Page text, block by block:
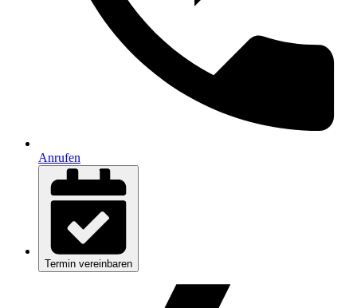
Anrufen
Termin vereinbaren